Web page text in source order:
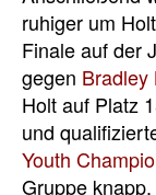
ruhiger um
Finale auf der
gegen Bradley
Holt auf Platz
und
Youth
Gruppe